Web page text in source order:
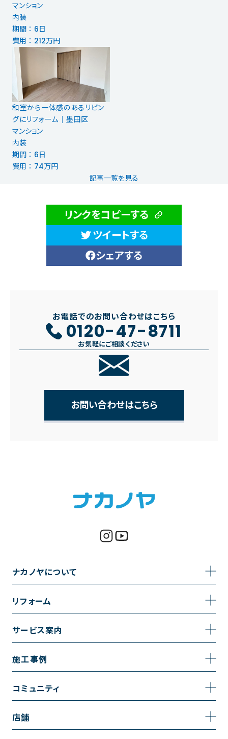
マンション
内装
期間 ： 6日
費用 ： 212万円
和室から一体感のあるリビン
グにリフォーム｜墨田区
マンション
内装
期間 ： 6日
費用 ： 74万円
記事一覧を見る
リンクをコピーする
ツイートする
シェアする
お電話でのお問い合わせはこちら
0120-47-8711
お気軽にご相談ください
お問い合わせはこちら
ナカノヤについて
事業内容
採用情報
リフォーム
トイレのリフォーム
キッチンのリフォーム
リノベーション
サービス案内
サービスの流れ
施工事例
施工事例一覧
お風呂の施工事例
コミュニティ
コミュニティ
店舗